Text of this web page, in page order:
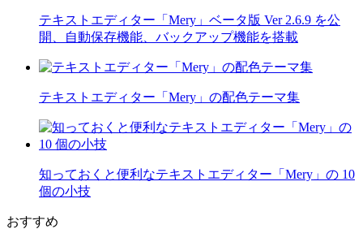
テキストエディター「Mery」ベータ版 Ver 2.6.9 を公
開、自動保存機能、バックアップ機能を搭載
テキストエディター「Mery」の配色テーマ集
知っておくと便利なテキストエディター「Mery」の 10
個の小技
おすすめ